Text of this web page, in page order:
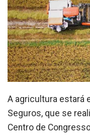
A agricultura estará
Seguros, que se
Centro de